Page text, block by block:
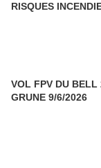
RISQUES
VOL FPV DU BELL
GRUNE 9/6/2026